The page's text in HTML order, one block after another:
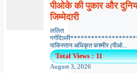
पीओके की पुकार और
जिम्मेदारी
ललित
पाकिस्तान अधिकृत कश्मीर (पीओ...
Total Views : 11
August 3, 2026